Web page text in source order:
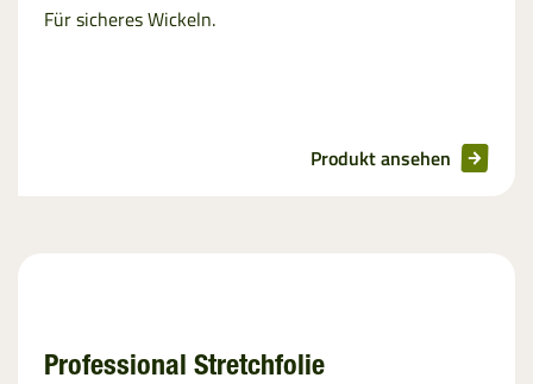
Für sicheres Wickeln.
Produkt ansehen
Professional Stretchfolie